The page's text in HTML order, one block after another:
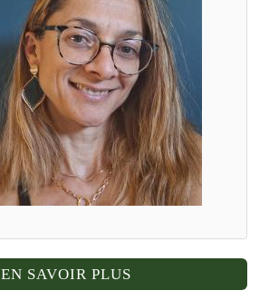
EN SAVOIR PLUS